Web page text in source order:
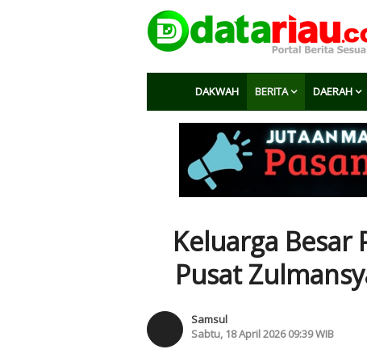
DAKWAH BERITA DAERAH
Keluarga Besar
Pusat
Samsul
Sabtu, 18 April 2026 09:39 WIB